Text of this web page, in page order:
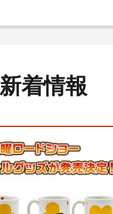
新着情報